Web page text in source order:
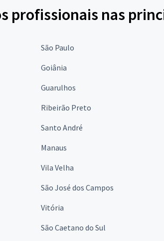
profissionais nas
São Paulo
Goiânia
Guarulhos
Ribeirão Preto
Santo André
Manaus
Vila Velha
São José dos Campos
Vitória
São Caetano do Sul